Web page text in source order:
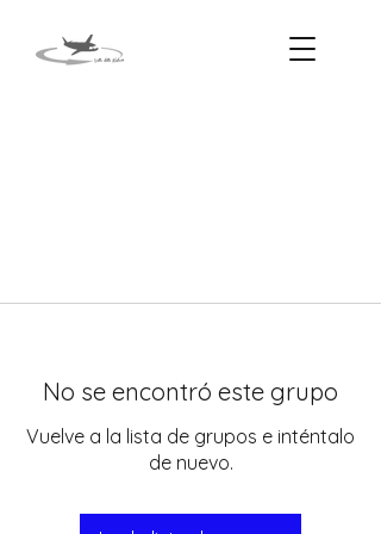
No se encontró este grupo
Vuelve a la lista de grupos e inténtalo
de nuevo.